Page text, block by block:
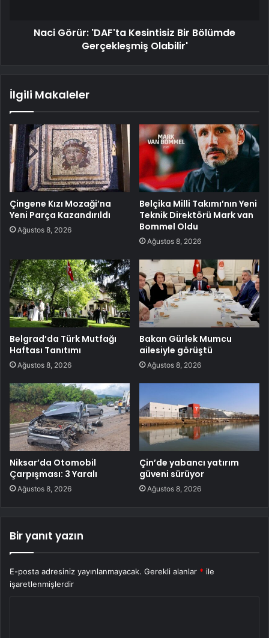
Naci Görür: 'DAF'ta Kesintisiz Bir Bölümde
Gerçekleşmiş Olabilir'
İlgili Makaleler
Çingene Kızı Mozaği’na
Yeni Parça Kazandırıldı
Ağustos 8, 2026
Belçika Milli Takımı’nın Yeni
Teknik Direktörü Mark van
Bommel Oldu
Ağustos 8, 2026
Belgrad’da Türk Mutfağı
Haftası Tanıtımı
Ağustos 8, 2026
Bakan Gürlek Mumcu
ailesiyle görüştü
Ağustos 8, 2026
Niksar’da Otomobil
Çarpışması: 3 Yaralı
Ağustos 8, 2026
Çin’de yabancı yatırım
güveni sürüyor
Ağustos 8, 2026
Bir yanıt yazın
E-posta adresiniz yayınlanmayacak. Gerekli alanlar * ile
işaretlenmişlerdir